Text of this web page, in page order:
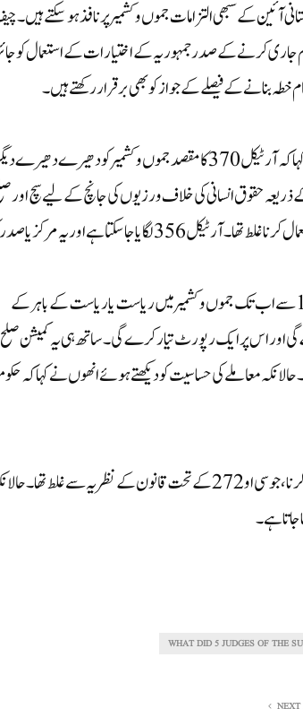
آئین کے سبھی التزامات جموں و کشمیر پر نافذ ہو سکتے ہیں۔
کرنے کے لیے آئینی حکم جاری کرنے کے صدر جمہوریہ کے اختیارات کے استعمال کو
بنانے کے فیصلے کے جواز کو بھی برقرار رکھتے ہیں۔
چیف جسٹس ڈی وائی چندرچوڑ سے اتفاق ظاہر کرتے ہوئے جسٹس سنجے کشن کول نے کہا کہ آرٹیکل 370 کا مقصد جموں و کشمیر کو دھیرے
حقوق انسانی کی خلاف ورزیوں کی جانچ کے لیے سچ اور
کمیشن بنانے کی ہدایت دی۔ آرٹیکل 367 کی ترمیم کو پچھلے دروازے کی شکل میں استعمال کرنا غلط تھا۔ آرٹیکل 356 لگایا جا سکتا ہے اور یہ
جسٹس سنجے کشن کول نے اپنے فیصلے میں ایک کمیشن بنانے کی بھی سفارش کی جو 1980 سے اب تک جموں و کشمیر میں ریاست یا ریاست کے باہر کے
اور اس پر ایک رپورٹ تیار کرے گی۔ ساتھ ہی یہ کمیشن صلح
معاملے کی حساسیت کو دیکھتے ہوئے انھوں نے کہا کہ
جسٹس سنجیو کھنہ نے کہا کہ ہمارے پاس صرف دو فیصلے ہیں۔ آرٹیکل 367 میں ترمیم کرنا، جو سی او 272 کے تحت قانون کے نظریہ سے غلط
WHAT DID 5 JUDGES OF THE
NEXT